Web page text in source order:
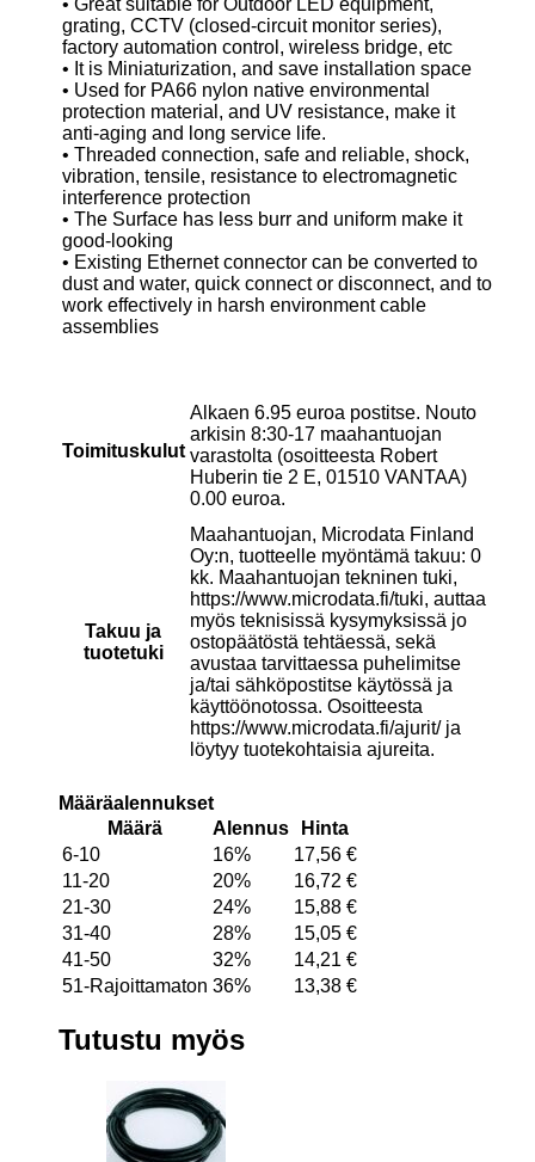
grating, CCTV (closed-circuit monitor series),
factory automation control, wireless bridge, etc
• It is Miniaturization, and save installation space
• Used for PA66 nylon native environmental
protection material, and UV resistance, make it
anti-aging and long service life.
• Threaded connection, safe and reliable, shock,
vibration, tensile, resistance to electromagnetic
interference protection
• The Surface has less burr and uniform make it
good-looking
• Existing Ethernet connector can be converted to
dust and water, quick connect or disconnect, and to
work effectively in harsh environment cable
assemblies
Toimituskulut
Alkaen 6.95 euroa postitse. Nouto
arkisin 8:30-17 maahantuojan
varastolta (osoitteesta Robert
Huberin tie 2 E, 01510 VANTAA)
0.00 euroa.
Takuu ja
tuotetuki
Maahantuojan, Microdata Finland
Oy:n, tuotteelle myöntämä takuu: 0
kk. Maahantuojan tekninen tuki,
https://www.microdata.fi/tuki, auttaa
myös teknisissä kysymyksissä jo
ostopäätöstä tehtäessä, sekä
avustaa tarvittaessa puhelimitse
ja/tai sähköpostitse käytössä ja
käyttöönotossa. Osoitteesta
https://www.microdata.fi/ajurit/ ja
löytyy tuotekohtaisia ajureita.
Määräalennukset
Määrä
Alennus
Hinta
6-10
16% 17,56 €
11-20
20% 16,72 €
21-30
24% 15,88 €
31-40
28% 15,05 €
41-50
32% 14,21 €
51-Rajoittamaton 36% 13,38 €
Tutustu myös